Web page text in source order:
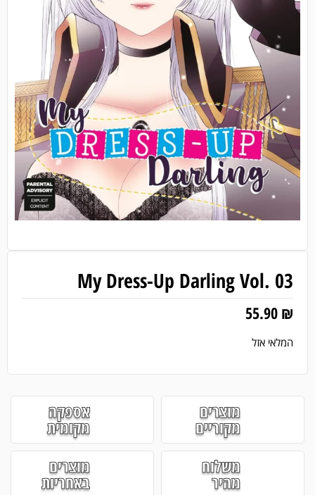
My Dress-Up Darling Vol. 03
55.90 ₪
המלאי אזל
מוצרים
מקוריים
אספקה
מקומית
משלוח
מהיר
מוצרים
באחריות